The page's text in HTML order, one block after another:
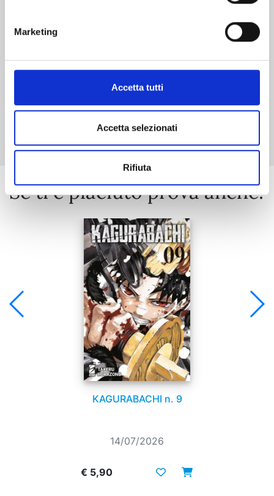
Marketing
Accetta tutti
Accetta selezionati
Rifiuta
Mostra tutto
Se ti è piaciuto prova anche:
KAGURABACHI n. 9
14/07/2026
€ 5,90